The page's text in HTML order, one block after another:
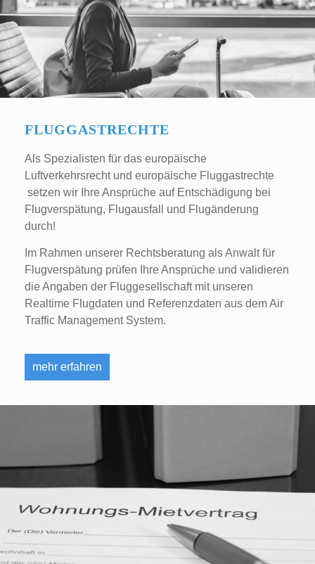
FLUGGASTRECHTE
Als Spezialisten für das europäische
Luftverkehrsrecht und europäische Fluggastrechte
setzen wir Ihre Ansprüche auf Entschädigung bei
Flugverspätung, Flugausfall und Flugänderung
durch!
Im Rahmen unserer Rechtsberatung als Anwalt für
Flugverspätung prüfen Ihre Ansprüche und validieren
die Angaben der Fluggesellschaft mit unseren
Realtime Flugdaten und Referenzdaten aus dem Air
Traffic Management System.
mehr erfahren